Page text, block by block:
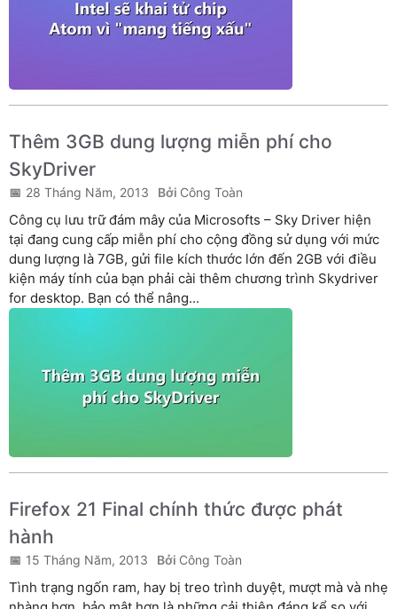
Thêm 3GB dung lượng miễn phí cho
SkyDriver
28 Tháng Năm, 2013 Công Toàn
Công cụ lưu trữ đám mây của Microsofts – Sky Driver hiện
tại đang cung cấp miễn phí cho cộng đồng sử dụng với mức
dung lượng là 7GB, gửi file kích thước lớn đến 2GB với điều
kiện máy tính của bạn phải cài thêm chương trình Skydriver
for desktop. Bạn có thể nâng...
Firefox 21 Final chính thức được phát
hành
15 Tháng Năm, 2013 Công Toàn
Tình trạng ngốn ram, hay bị treo trình duyệt, mượt mà và nhẹ